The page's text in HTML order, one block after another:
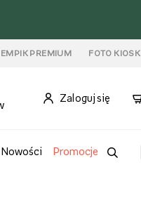
EMPIK PREMIUM FOTO KIOSK
Zaloguj się
Nowości Promocje